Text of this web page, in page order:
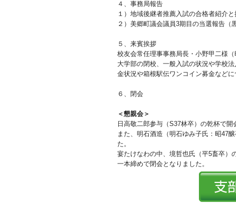
４、事務局報告
１）地域後継者推薦入試の合格者紹介
２）美郷町議会議員3期目の当選報告（
５、来賓挨拶
校友会常任理事事務局長・小野甲二様
大学部の閉校、一般入試の状況や学校
金状況や箱根駅伝ワンコイン募金など
６、閉会
＜懇親会＞
日高敬二郎参与（S37林卒）の乾杯で開
また、明石酒造（明石ゆみ子氏：昭47
た。
宴たけなわの中、境哲也氏（平5畜卒）
一本締めで閉会となりました。